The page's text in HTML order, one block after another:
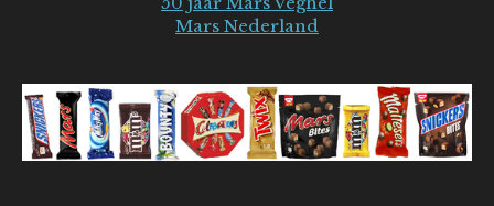
Mars Nederland